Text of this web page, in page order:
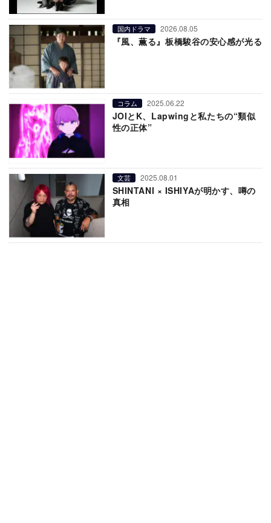
国内ドラマ 2026.08.05
『風、薫る』板橋駿谷の安心感が光る
コラム 2025.06.22
JOIとK、Lapwingと私たちの“類似
性の正体”
文芸 2025.08.01
SHINTANI × ISHIYAが明かす、噂の
真相